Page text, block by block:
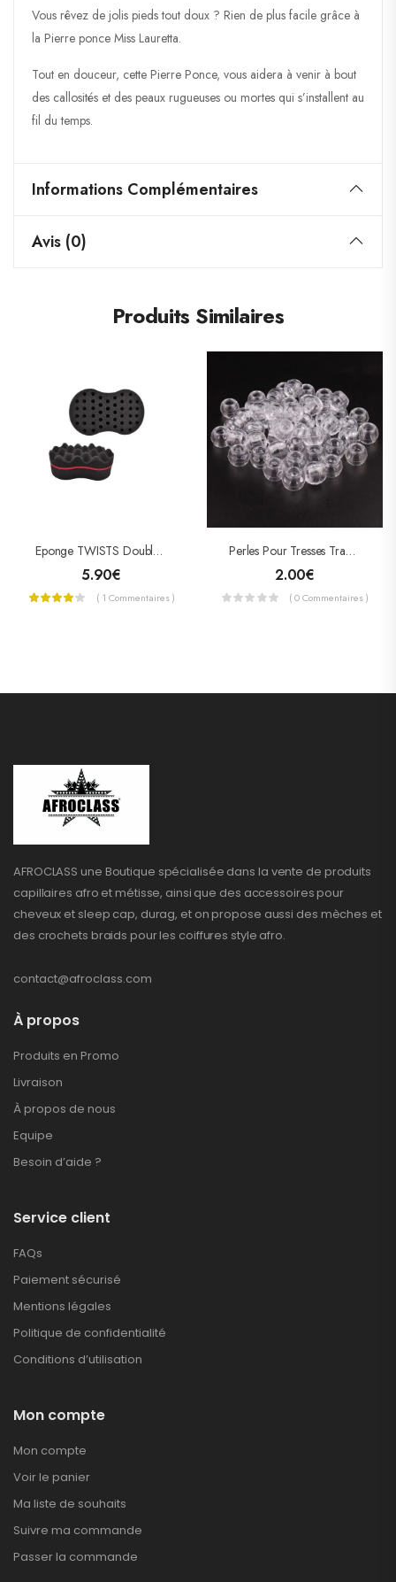
Vous rêvez de jolis pieds tout doux ? Rien de plus facile grâce à
la Pierre ponce Miss Lauretta.
Tout en douceur, cette Pierre Ponce, vous aidera à venir à bout
des callosités et des peaux rugueuses ou mortes qui s’installent au
fil du temps.
Informations Complémentaires
Avis (0)
Produits Similaires
Eponge TWISTS Double Face (grand Format)
5.90€
( 1 Commentaires )
Perles Pour Tresses Translucides Transparentes
2.00€
( 0 Commentaires )
AFROCLASS une Boutique spécialisée dans la vente de produits
capillaires afro et métisse, ainsi que des accessoires pour
cheveux et sleep cap, durag, et on propose aussi des mèches et
des crochets braids pour les coiffures style afro.
contact@afroclass.com
À propos
Produits en Promo
Livraison
À propos de nous
Equipe
Besoin d’aide ?
Service client
FAQs
Paiement sécurisé
Mentions légales
Politique de confidentialité
Conditions d’utilisation
Mon compte
Mon compte
Voir le panier
Ma liste de souhaits
Suivre ma commande
Passer la commande